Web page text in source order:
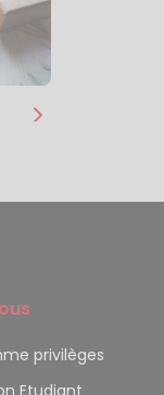
privilèges
Etudiant